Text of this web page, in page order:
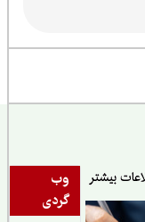
وب
گردی